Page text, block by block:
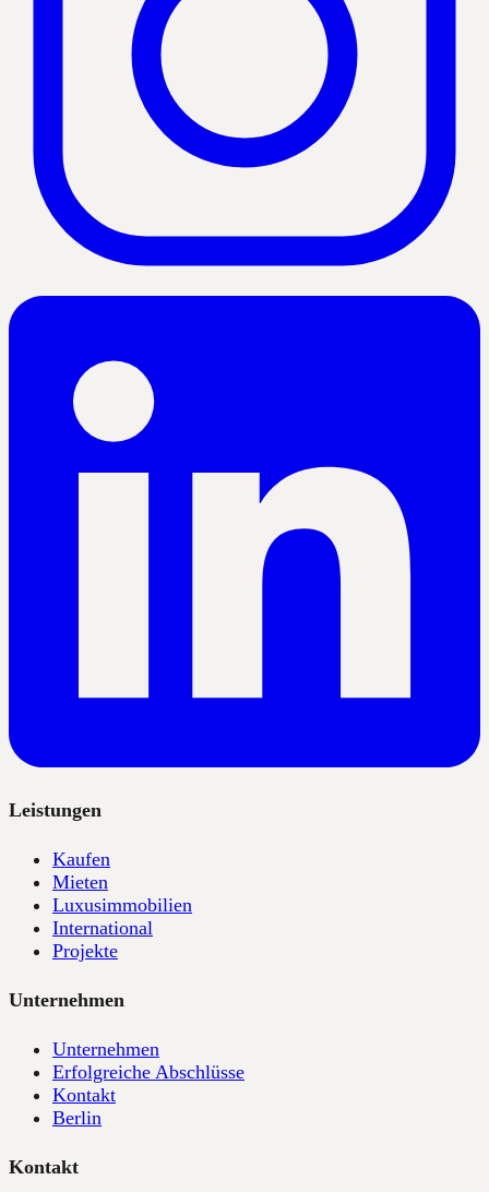
Leistungen
Kaufen
Mieten
Luxusimmobilien
International
Projekte
Unternehmen
Unternehmen
Erfolgreiche Abschlüsse
Kontakt
Berlin
Kontakt